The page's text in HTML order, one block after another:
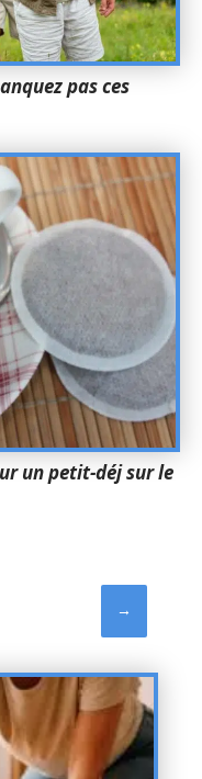
pas ces
un petit-déj sur le